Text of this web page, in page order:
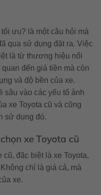
ưu? là một câu hỏi mà
qua sử dụng đặt ra. Việc
là từ thương hiệu nổi
đến giá tiền mà còn
và độ bền của xe.
sâu vào các yếu tố ảnh
xe Toyota cũ và cũng
sử dụng đó.
xe Toyota cũ
cũ, đặc biệt là xe Toyota,
chỉ là giá cả, mà
xe.